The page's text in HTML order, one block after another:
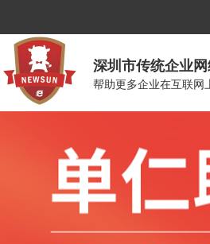
深圳市传统企业
帮助更多企业在互联网